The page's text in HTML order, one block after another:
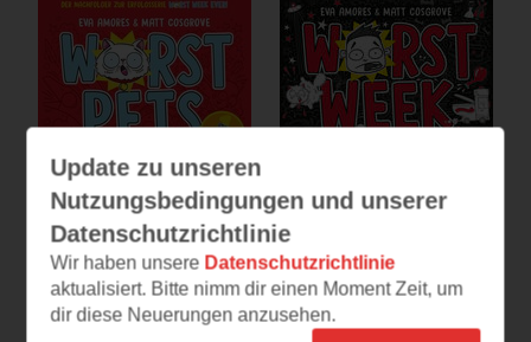
Worst Pets Ever –
Eingesperrt!
Worst Week Ever:
Montag
Update zu unseren
Nutzungsbedingungen und unserer
Datenschutzrichtlinie
Wir haben unsere Datenschutzrichtlinie
aktualisiert. Bitte nimm dir einen Moment Zeit, um
dir diese Neuerungen anzusehen.